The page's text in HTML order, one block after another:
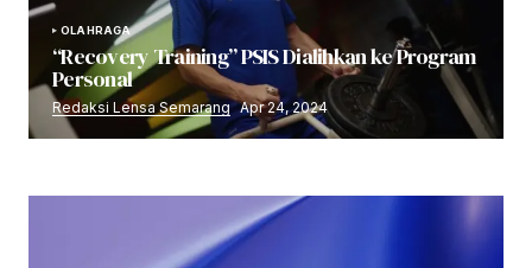
OLAHRAGA
“Recovery Training” PSIS Dialihkan ke Program
Personal
Redaksi Lensa Semarang Apr 24, 2024